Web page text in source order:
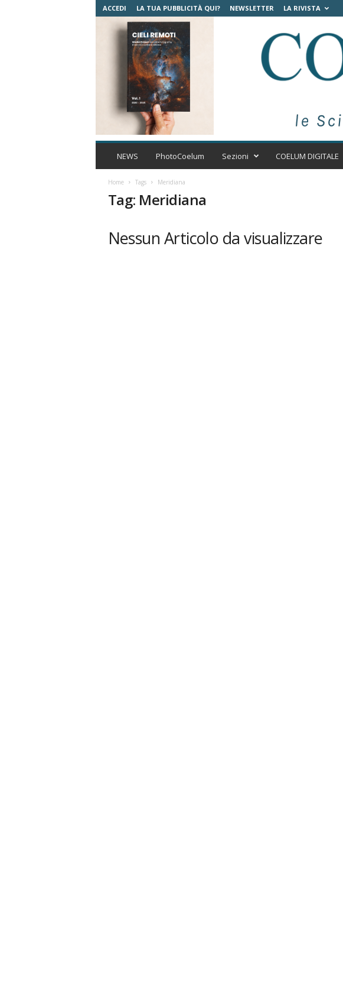
ACCEDI LA TUA PUBBLICITÀ QUI? NEWSLETTER LA RIVISTA
C
t
NEWS PhotoCoelum Sezioni COELUM DIGITALE
Home Tags Meridiana
Tag: Meridiana
Nessun Articolo da visualizzare